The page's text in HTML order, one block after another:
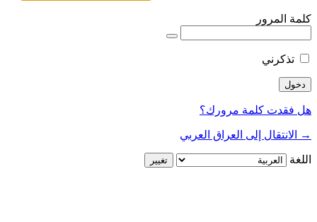
كلمة المرور
تذكرني
هل فقدت كلمة مرورك؟
→ الانتقال إلى العراق العربي
اللغة